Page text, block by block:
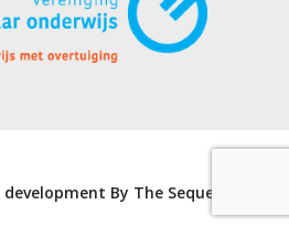
development By The Sequel